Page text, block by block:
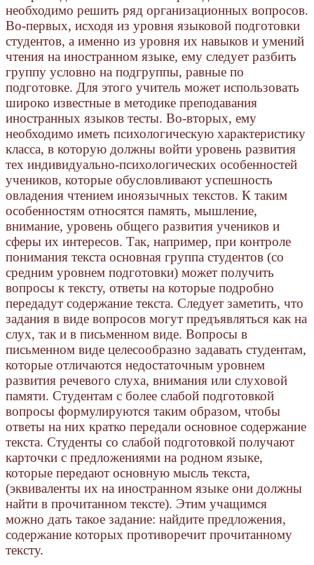
необходимо решить ряд организационных вопросов.
Во-первых, исходя из уровня языковой подготовки
студентов, а именно из уровня их навыков и умений
чтения на иностранном языке, ему следует разбить
группу условно на подгруппы, равные по
подготовке. Для этого учитель может использовать
широко известные в методике преподавания
иностранных языков тесты. Во-вторых, ему
необходимо иметь психологическую характеристику
класса, в которую должны войти уровень развития
тех индивидуально-психологических особенностей
учеников, которые обусловливают успешность
овладения чтением иноязычных текстов. К таким
особенностям относятся память, мышление,
внимание, уровень общего развития учеников и
сферы их интересов. Так, например, при контроле
понимания текста основная группа студентов (со
средним уровнем подготовки) может получить
вопросы к тексту, ответы на которые подробно
передадут содержание текста. Следует заметить, что
задания в виде вопросов могут предъявляться как на
слух, так и в письменном виде. Вопросы в
письменном виде целесообразно задавать студентам,
которые отличаются недостаточным уровнем
развития речевого слуха, внимания или слуховой
памяти. Студентам с более слабой подготовкой
вопросы формулируются таким образом, чтобы
ответы на них кратко передали основное содержание
текста. Студенты со слабой подготовкой получают
карточки с предложениями на родном языке,
которые передают основную мысль текста,
(эквиваленты их на иностранном языке они должны
найти в прочитанном тексте). Этим учащимся
можно дать такое задание: найдите предложения,
содержание которых противоречит прочитанному
тексту.